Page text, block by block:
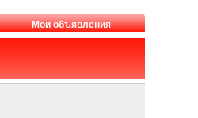
Мои объявления